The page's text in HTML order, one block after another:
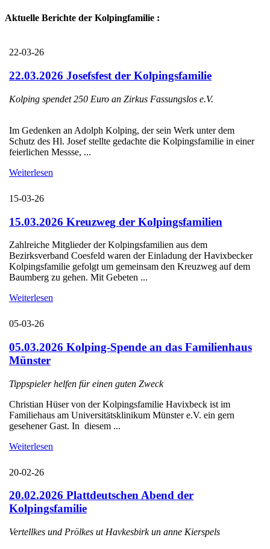
Aktuelle Berichte der Kolpingfamilie :
22-03-26
22.03.2026 Josefsfest der Kolpingsfamilie
Kolping spendet 250 Euro an Zirkus Fassungslos e.V.
Im Gedenken an Adolph Kolping, der sein Werk unter dem
Schutz des Hl. Josef stellte gedachte die Kolpingsfamilie in einer
feierlichen Messse, ...
Weiterlesen
15-03-26
15.03.2026 Kreuzweg der Kolpingsfamilien
Zahlreiche Mitglieder der Kolpingsfamilien aus dem
Bezirksverband Coesfeld waren der Einladung der Havixbecker
Kolpingsfamilie gefolgt um gemeinsam den Kreuzweg auf dem
Baumberg zu gehen. Mit Gebeten ...
Weiterlesen
05-03-26
05.03.2026 Kolping-Spende an das Familienhaus
Münster
Tippspieler helfen für einen guten Zweck
Christian Hüser von der Kolpingsfamilie Havixbeck ist im
Familiehaus am Universitätsklinikum Münster e.V. ein gern
gesehener Gast. In diesem ...
Weiterlesen
20-02-26
20.02.2026 Plattdeutschen Abend der
Kolpingsfamilie
Vertellkes und Prölkes ut Havkesbirk un anne Kierspels